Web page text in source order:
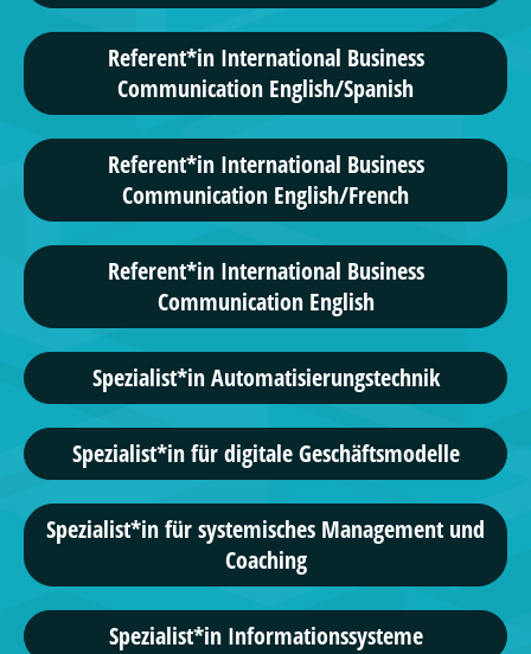
Referent*in International Business
Communication English/Spanish
Referent*in International Business
Communication English/French
Referent*in International Business
Communication English
Spezialist*in Automatisierungstechnik
Spezialist*in für digitale Geschäftsmodelle
Spezialist*in für systemisches Management und
Coaching
Spezialist*in Informationssysteme